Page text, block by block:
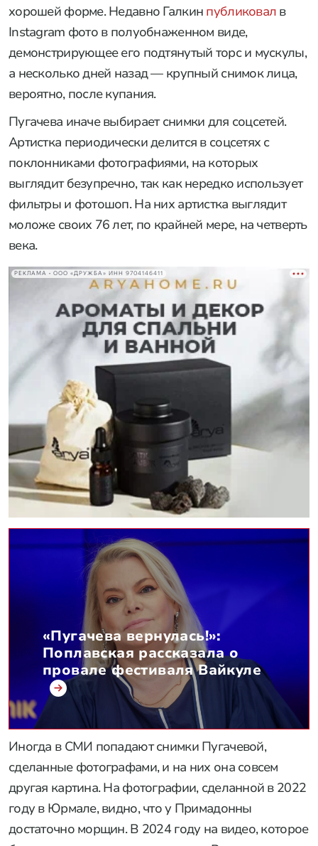
хорошей форме. Недавно Галкин публиковал в
Instagram фото в полуобнаженном виде,
демонстрирующее его подтянутый торс и мускулы,
а несколько дней назад — крупный снимок лица,
вероятно, после купания.
Пугачева иначе выбирает снимки для соцсетей.
Артистка периодически делится в соцсетях с
поклонниками фотографиями, на которых
выглядит безупречно, так как нередко использует
фильтры и фотошоп. На них артистка выглядит
моложе своих 76 лет, по крайней мере, на четверть
века.
РЕКЛАМА • ООО «ДРУЖБА» ИНН 9704146411
«Пугачева вернулась!»:
Поплавская рассказала о
провале фестиваля Вайкуле
Иногда в СМИ попадают снимки Пугачевой,
сделанные фотографами, и на них она совсем
другая картина. На фотографии, сделанной в 2022
году в Юрмале, видно, что у Примадонны
достаточно морщин. В 2024 году на видео, которое